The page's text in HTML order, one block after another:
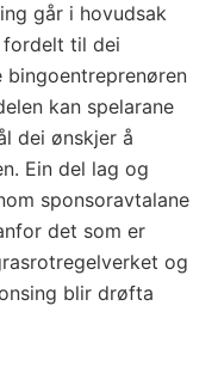
går i hovudsak
fordelt til dei
bingoentreprenøren
kan spelarane
dei ønskjer å
Ein del lag og
sponsoravtalane
det som er
og
blir drøfta